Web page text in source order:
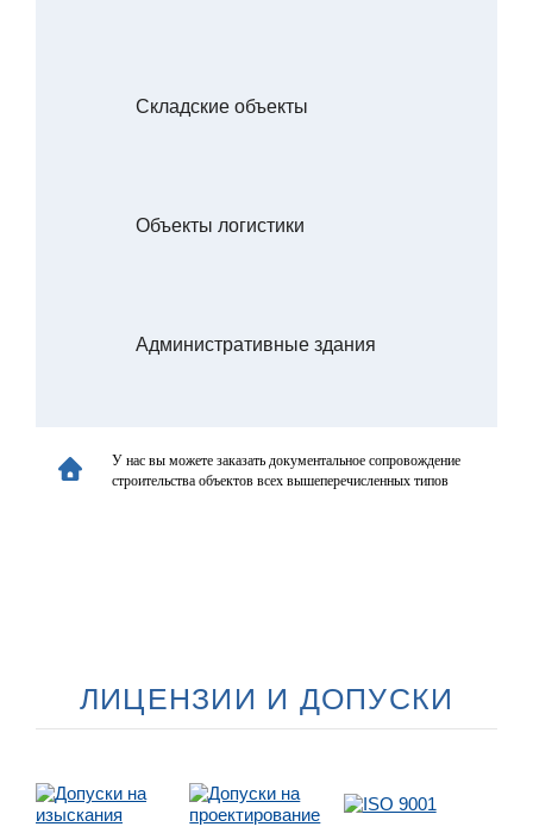
Складские объекты
Объекты логистики
Административные здания
У нас вы можете заказать документальное сопровождение
строительства объектов всех вышеперечисленных типов
ЛИЦЕНЗИИ И ДОПУСКИ